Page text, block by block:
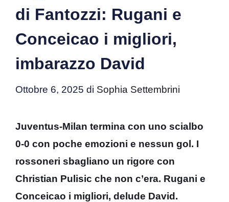
di Fantozzi: Rugani e
Conceicao i migliori,
imbarazzo David
Ottobre 6, 2025 di Sophia Settembrini
Juventus-Milan termina con uno scialbo
0-0 con poche emozioni e nessun gol. I
rossoneri sbagliano un rigore con
Christian Pulisic che non c’era. Rugani e
Conceicao i migliori, delude David.